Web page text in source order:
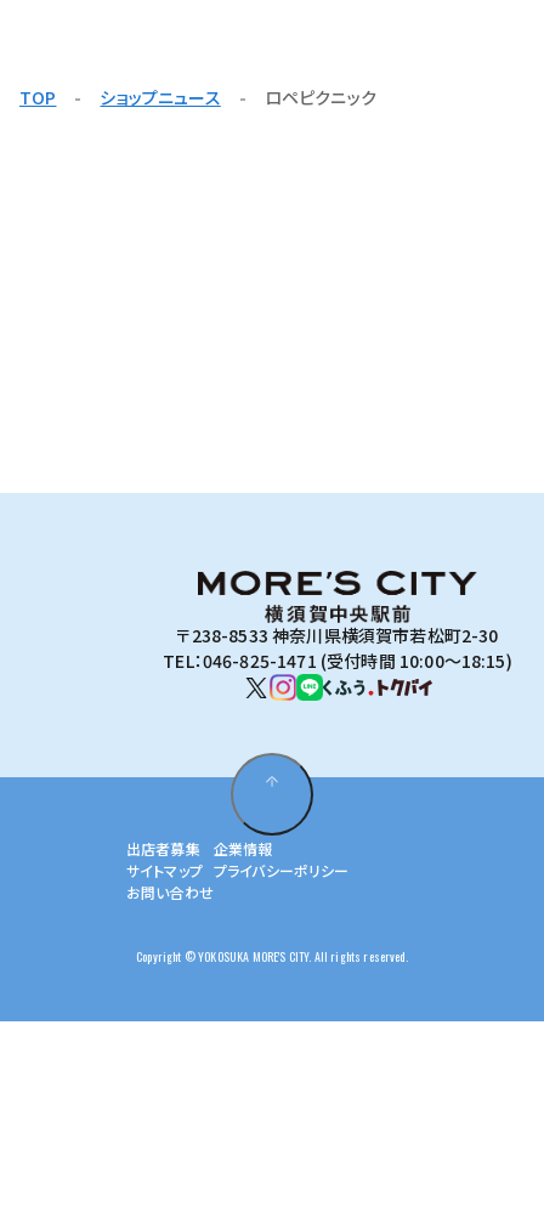
TOP ショップニュース ロペピクニック
〒238-8533 神奈川県横須賀市若松町2-30
TEL：046-825-1471 (受付時間 10:00～18:15)
出店者募集
企業情報
サイトマップ プライバシーポリシー
お問い合わせ
Copyright © YOKOSUKA MORE'S CITY. All rights reserved.